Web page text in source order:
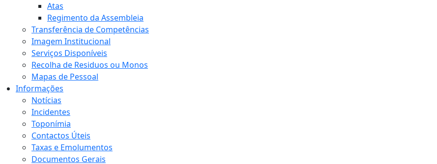
Atas
Regimento da Assembleia
Transferência de Competências
Imagem Institucional
Serviços Disponíveis
Recolha de Residuos ou Monos
Mapas de Pessoal
Informações
Notícias
Incidentes
Toponímia
Contactos Úteis
Taxas e Emolumentos
Documentos Gerais